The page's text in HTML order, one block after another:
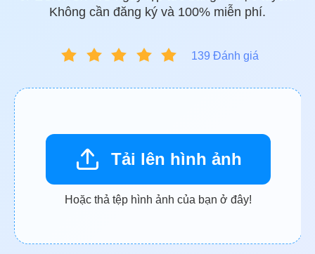
Không cần đăng ký và 100% miễn phí.
139 Đánh giá
Tải lên hình ảnh
Hoặc thả tệp hình ảnh của bạn ở đây!